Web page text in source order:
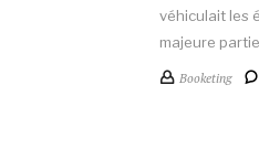
véhiculait les
majeure
Booketing